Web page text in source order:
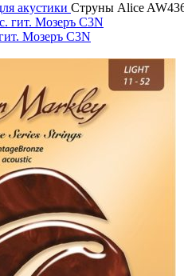
акустики Струны Alice
Мозеръ C3N